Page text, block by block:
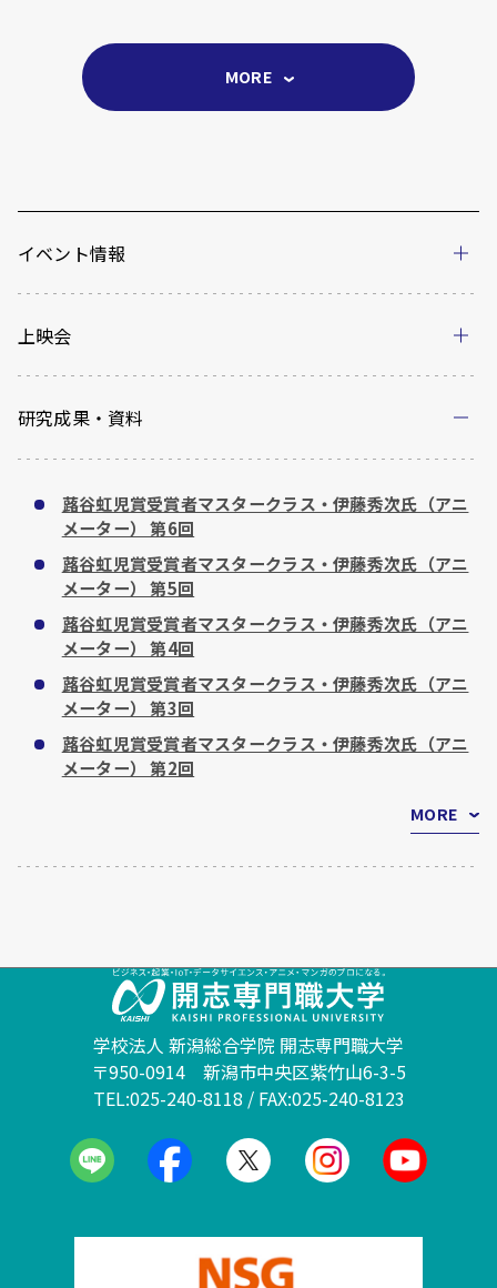
イベント情報
上映会
研究成果・資料
蕗谷虹児賞受賞者マスタークラス・伊藤秀次氏（アニ
メーター） 第6回
蕗谷虹児賞受賞者マスタークラス・伊藤秀次氏（アニ
メーター） 第5回
蕗谷虹児賞受賞者マスタークラス・伊藤秀次氏（アニ
メーター） 第4回
蕗谷虹児賞受賞者マスタークラス・伊藤秀次氏（アニ
メーター） 第3回
蕗谷虹児賞受賞者マスタークラス・伊藤秀次氏（アニ
メーター） 第2回
MORE
MORE
学校法人 新潟総合学院 開志専門職大学
〒950-0914 新潟市中央区紫竹山6-3-5
TEL:025-240-8118 / FAX:025-240-8123